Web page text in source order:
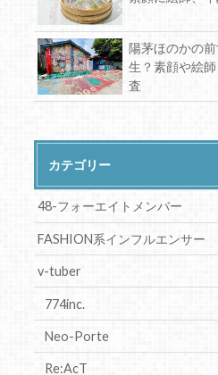
クロードクロ
素顔に絵師、年
エリーラペン
Vtuber！素顔
年齢も！
アイア・アマレ